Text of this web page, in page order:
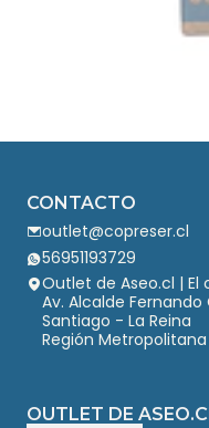
CONTACTO
outlet@copreser.cl
56951193729
Outlet de Aseo.cl |
Av. Alcalde
Santiago - La Reina
Región
OUTLET DE